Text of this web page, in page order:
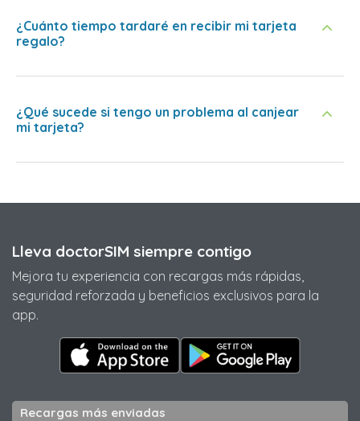
¿Cuánto tiempo tardaré en recibir mi tarjeta
regalo?
¿Qué sucede si tengo un problema al canjear
mi tarjeta?
Lleva doctorSIM siempre contigo
Mejora tu experiencia con recargas más rápidas,
seguridad reforzada y beneficios exclusivos para la
app.
Recargas más enviadas